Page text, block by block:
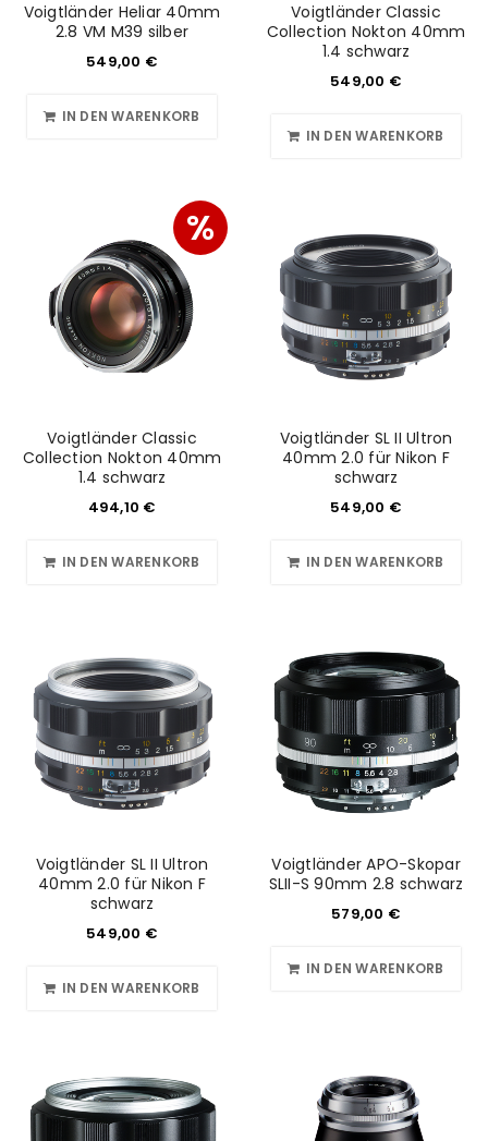
Voigtländer Heliar 40mm
2.8 VM M39 silber
549,00 €
IN DEN WARENKORB
Voigtländer Classic
Collection Nokton 40mm
1.4 schwarz
549,00 €
IN DEN WARENKORB
%
Voigtländer Classic
Collection Nokton 40mm
1.4 schwarz
494,10 €
IN DEN WARENKORB
Voigtländer SL II Ultron
40mm 2.0 für Nikon F
schwarz
549,00 €
IN DEN WARENKORB
Voigtländer SL II Ultron
40mm 2.0 für Nikon F
schwarz
549,00 €
IN DEN WARENKORB
Voigtländer APO-Skopar
SLII-S 90mm 2.8 schwarz
579,00 €
IN DEN WARENKORB